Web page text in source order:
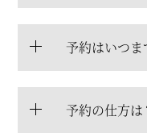
予約はいつま
予約の仕方は